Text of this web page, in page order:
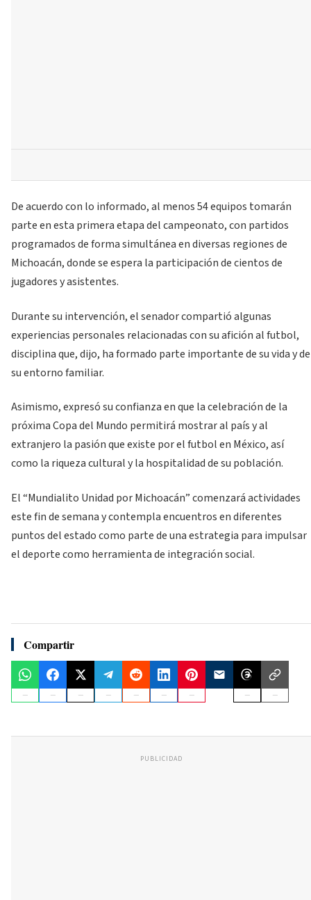
De acuerdo con lo informado, al menos 54 equipos tomarán
parte en esta primera etapa del campeonato, con partidos
programados de forma simultánea en diversas regiones de
Michoacán, donde se espera la participación de cientos de
jugadores y asistentes.
Durante su intervención, el senador compartió algunas
experiencias personales relacionadas con su afición al futbol,
disciplina que, dijo, ha formado parte importante de su vida y de
su entorno familiar.
Asimismo, expresó su confianza en que la celebración de la
próxima Copa del Mundo permitirá mostrar al país y al
extranjero la pasión que existe por el futbol en México, así
como la riqueza cultural y la hospitalidad de su población.
El “Mundialito Unidad por Michoacán” comenzará actividades
este fin de semana y contempla encuentros en diferentes
puntos del estado como parte de una estrategia para impulsar
el deporte como herramienta de integración social.
Compartir
PUBLICIDAD